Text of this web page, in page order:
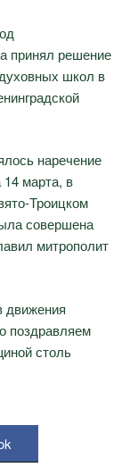
принял решение
школ в
наречение
марта, в
Троицком
совершена
митрополит
движения
поздравляем
столь